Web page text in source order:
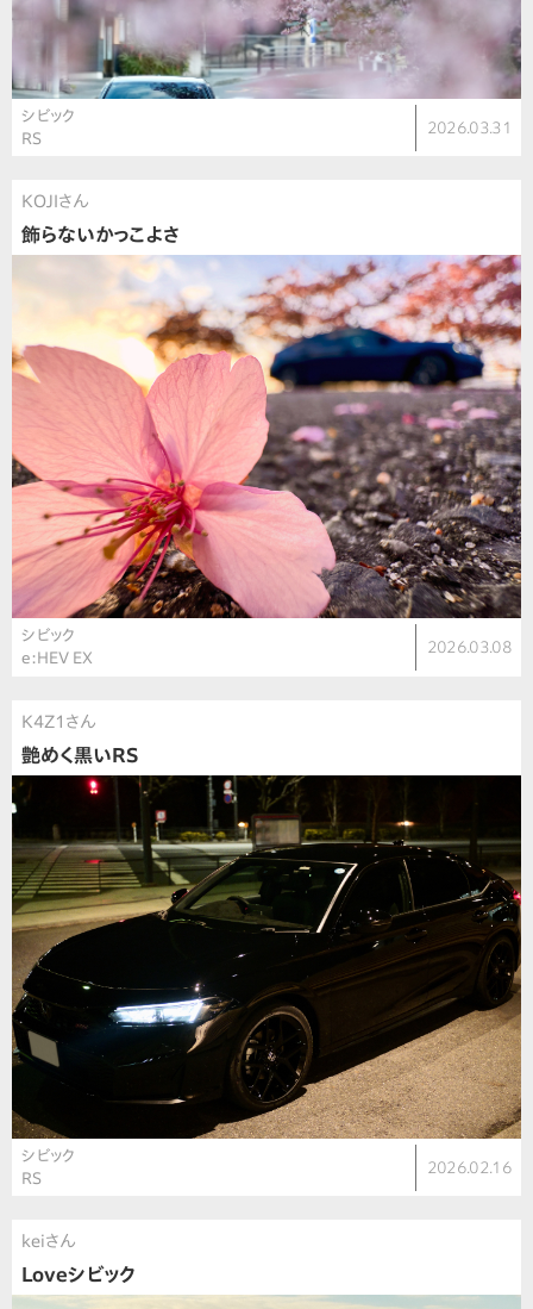
シビック
RS
2026.03.31
KOJIさん
飾らないかっこよさ
シビック
e:HEV EX
2026.03.08
K4Z1さん
艶めく黒いRS
シビック
RS
2026.02.16
keiさん
Loveシビック